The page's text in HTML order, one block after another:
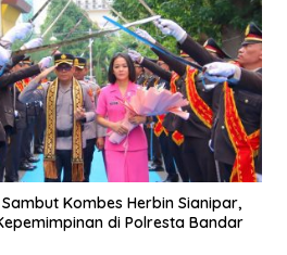
Kombes Herbin Sianipar,
di Polresta Bandar